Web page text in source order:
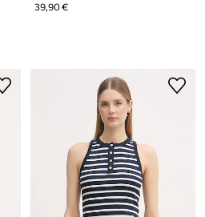
39,90 €